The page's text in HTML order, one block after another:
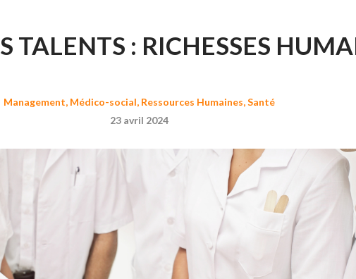
TALENTS : RICHESSES
Management, Médico-social, Ressources Humaines,Santé
23 avril 2024